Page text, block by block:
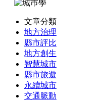
文章分類
地方治理
縣市評比
地方創生
智慧城市
縣市旅遊
永續城市
交通脈動